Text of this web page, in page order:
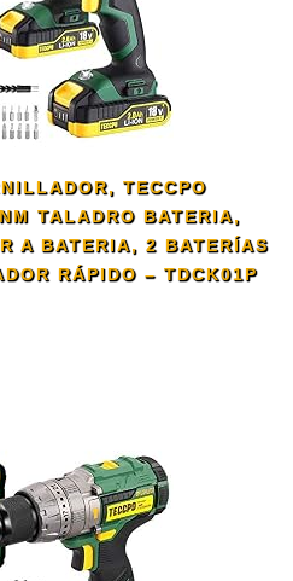
TECCPO
TALADRO BATERIA,
A BATERIA, 2 BATERÍAS
RÁPIDO – TDCK01P